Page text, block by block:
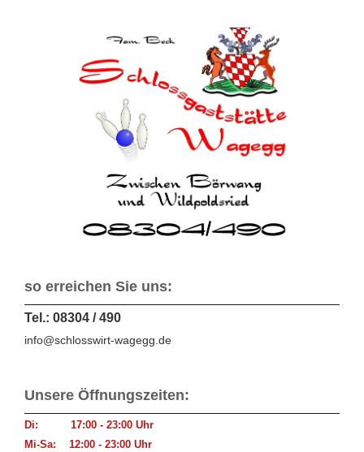
so erreichen Sie uns:
Tel.: 08304 / 490
info@schlosswirt-wagegg.de
Unsere Öffnungszeiten:
Di: 17:00 - 23:00 Uhr
Mi-Sa: 12:00 - 23:00 Uhr